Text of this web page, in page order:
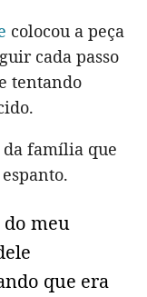
colocou a peça
cada passo
tentando
da família que
do meu
que era